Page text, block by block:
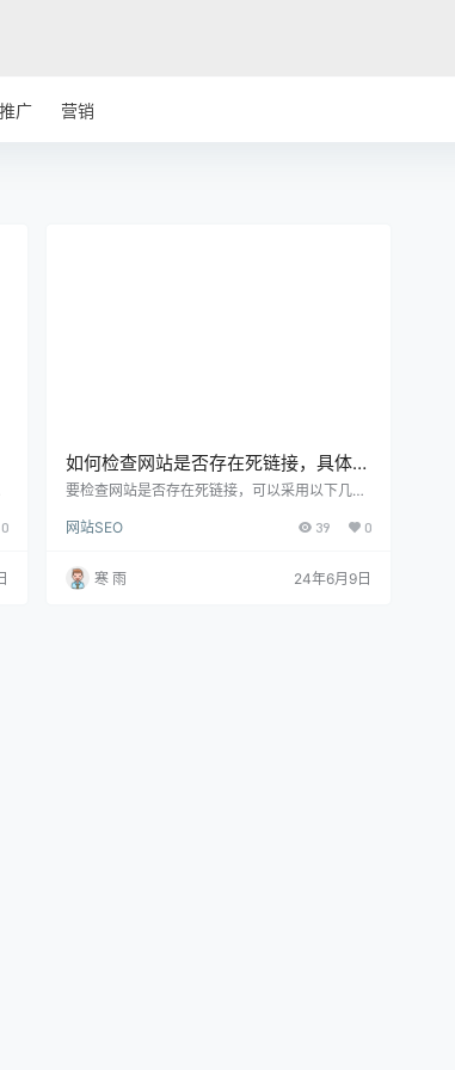
推广 营销
0
如何检查网站是否存在死链接，具体有
哪些工具呢？
要检查网站是否存在死链接，可以采用以下几种
个访问网站的页面，检查每个链接是否正常工
不实际。 2. 使用在线工具 优点：这些工具可以
帮助你快速发现网站中的死链，并提供相应的报
网站SEO 39 0
寒 雨 24年6月9日